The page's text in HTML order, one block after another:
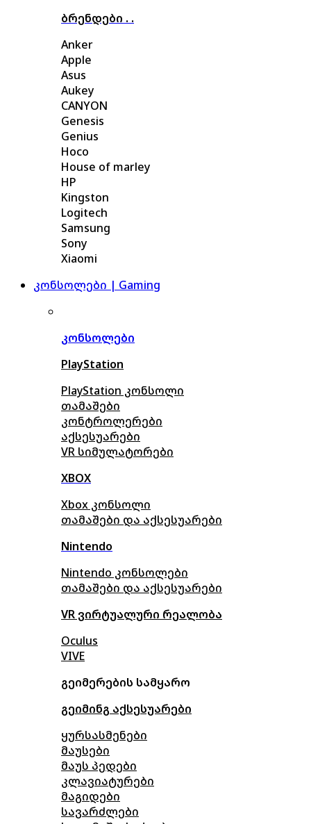
ბრენდები . .
Anker
Apple
Asus
Aukey
CANYON
Genesis
Genius
Hoco
House of marley
HP
Kingston
Logitech
Samsung
Sony
Xiaomi
კონსოლები | Gaming
კონსოლები
PlayStation
PlayStation კონსოლი
თამაშები
კონტროლერები
აქსესუარები
VR სიმულატორები
XBOX
Xbox კონსოლი
თამაშები და აქსესუარები
Nintendo
Nintendo კონსოლები
თამაშები და აქსესუარები
VR ვირტუალური რეალობა
Oculus
VIVE
გეიმერების სამყარო
გეიმინგ აქსესუარები
ყურსასმენები
მაუსები
მაუს პედები
კლავიატურები
მაგიდები
სავარძლები